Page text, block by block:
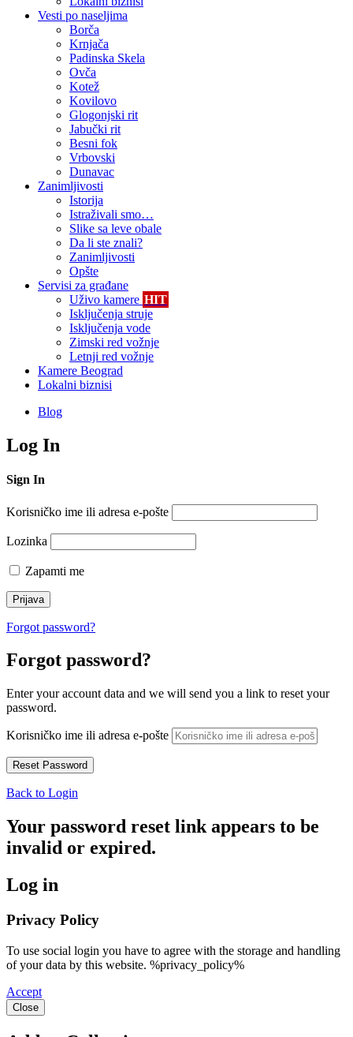
Vesti po naseljima
Borča
Krnjača
Padinska Skela
Ovča
Kotež
Kovilovo
Glogonjski rit
Jabučki rit
Besni fok
Vrbovski
Dunavac
Zanimljivosti
Istorija
Istraživali smo…
Slike sa leve obale
Da li ste znali?
Zanimljivosti
Opšte
Servisi za građane
Uživo kamere HIT
Isključenja struje
Isključenja vode
Zimski red vožnje
Letnji red vožnje
Kamere Beograd
Lokalni biznisi
Blog
Log In
Sign In
Korisničko ime ili adresa e-pošte
Lozinka
Zapamti me
Forgot password?
Forgot password?
Enter your account data and we will send you a link to reset your
password.
Korisničko ime ili adresa e-pošte
Back to Login
Your password reset link appears to be
invalid or expired.
Log in
Privacy Policy
To use social login you have to agree with the storage and handling
of your data by this website. %privacy_policy%
Accept
Close